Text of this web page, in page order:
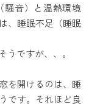
騒音）と温熱環境
、睡眠不足（睡眠
ですが、、。
を開けるのは、睡
です。それほど良